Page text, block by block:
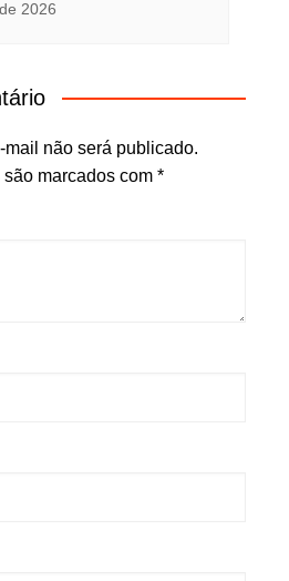
2026
não será publicado.
marcados com *